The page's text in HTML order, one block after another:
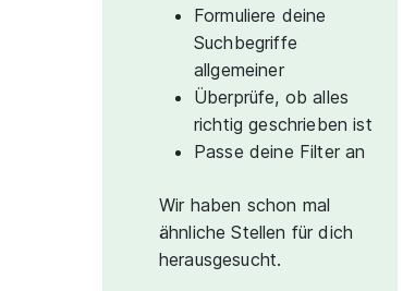
Formuliere deine
Suchbegriffe
allgemeiner
Überprüfe, ob alles
richtig geschrieben ist
Passe deine Filter an
Wir haben schon mal
ähnliche Stellen für dich
herausgesucht.